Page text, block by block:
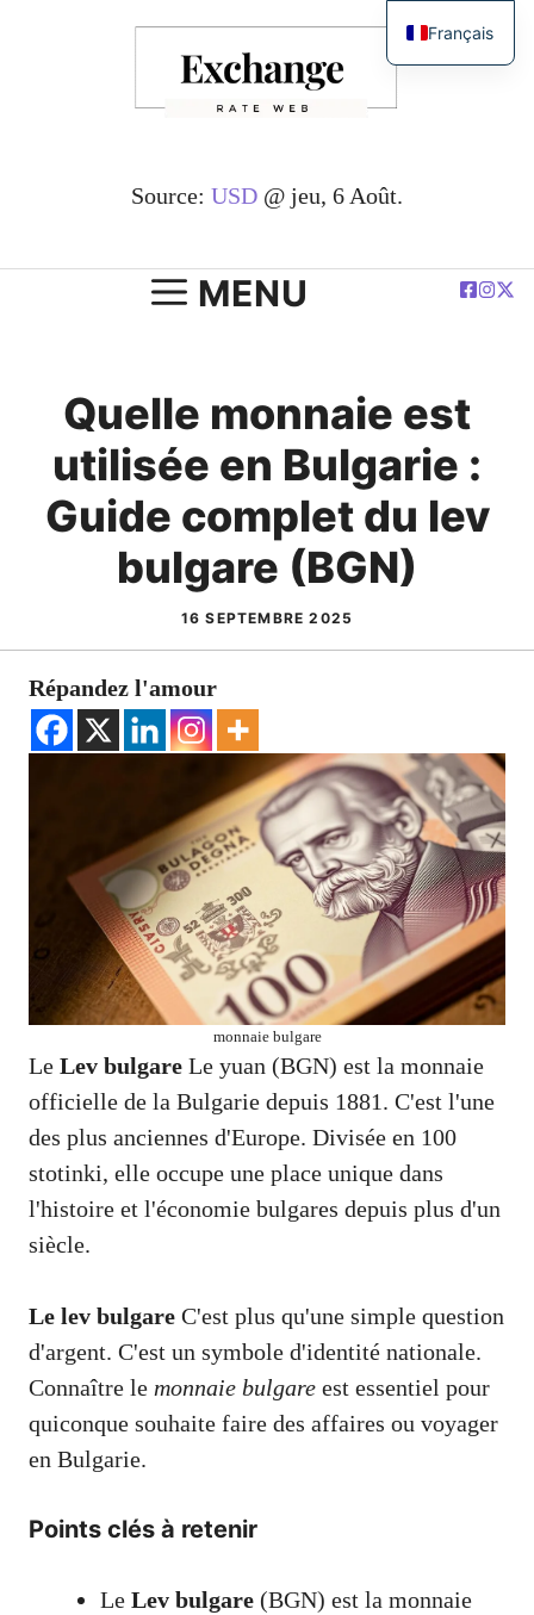
Source: USD @ jeu, 6 Août.
MENU
Quelle monnaie est
utilisée en Bulgarie :
Guide complet du lev
bulgare (BGN)
16 SEPTEMBRE 2025
Répandez l'amour
monnaie bulgare
Le Lev bulgare Le yuan (BGN) est la monnaie
officielle de la Bulgarie depuis 1881. C'est l'une
des plus anciennes d'Europe. Divisée en 100
stotinki, elle occupe une place unique dans
l'histoire et l'économie bulgares depuis plus d'un
siècle.
Le lev bulgare C'est plus qu'une simple question
d'argent. C'est un symbole d'identité nationale.
Connaître le monnaie bulgare est essentiel pour
quiconque souhaite faire des affaires ou voyager
en Bulgarie.
Points clés à retenir
Le Lev bulgare (BGN) est la monnaie
Français
English
Polski